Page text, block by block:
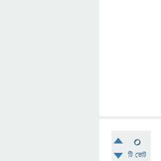
0
টি ভোট